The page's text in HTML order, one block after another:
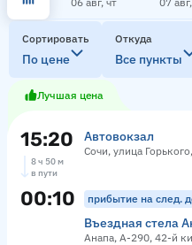
Сортировать
По цене
Откуда
Все пункты
Лучшая цена
15:20 Автовокзал
Сочи, улица
8 ч 50 м
в пути
00:10 прибытие на след.
Въездная стела
Анапа, А-290, 42-й